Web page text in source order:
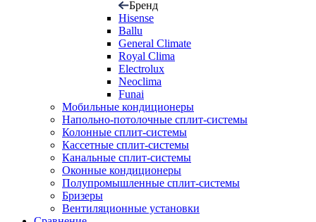
Бренд
Hisense
Ballu
General Climate
Royal Clima
Electrolux
Neoclima
Funai
Мобильные кондиционеры
Напольно-потолоч​ные ​сплит-системы
Колонные ​​сплит-системы
Кассетные сплит-системы
Канальные сплит-системы
Оконные кондиционеры
Полупромышленные сплит-системы
Бризеры
Вентиляционные установки